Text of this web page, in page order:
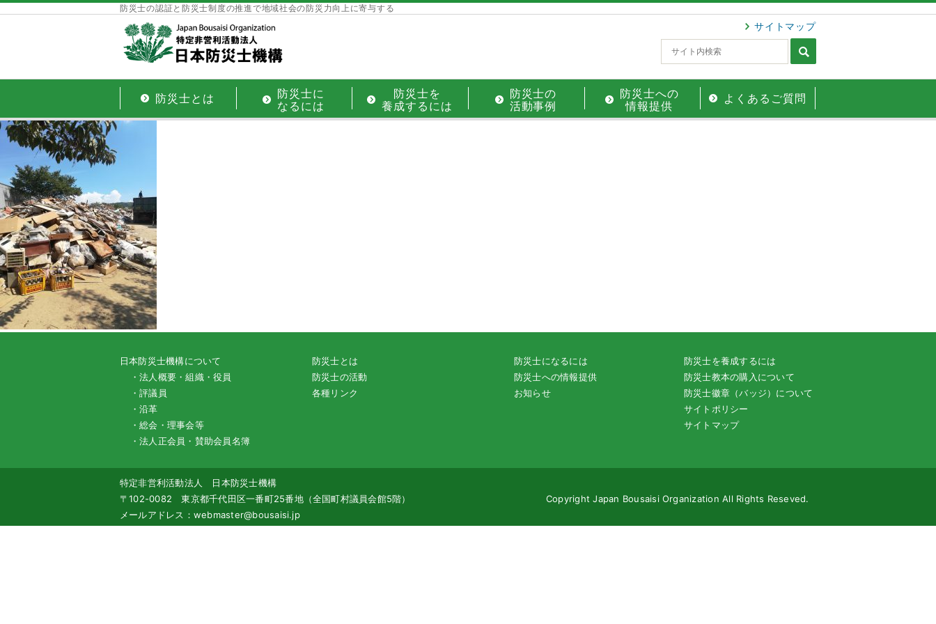
防災士の認証と防災士制度の推進で地域社会の防災力向上に寄与する
サイトマップ
防災士とは
防災士に
なるには
防災士を
養成するには
防災士の
活動事例
防災士への
情報提供
よくあるご質問
日本防災士機構について
・法人概要・組織・役員
・評議員
・沿革
・総会・理事会等
・法人正会員・賛助会員名簿
防災士とは
防災士の活動
各種リンク
防災士になるには
防災士への情報提供
お知らせ
防災士を養成するには
防災士教本の購入について
防災士徽章（バッジ）について
サイトポリシー
サイトマップ
特定非営利活動法人 日本防災士機構
〒102-0082 東京都千代田区一番町25番地（全国町村議員会館5階）
メールアドレス：webmaster@bousaisi.jp
Copyright Japan Bousaisi Organization All Rights Reseved.